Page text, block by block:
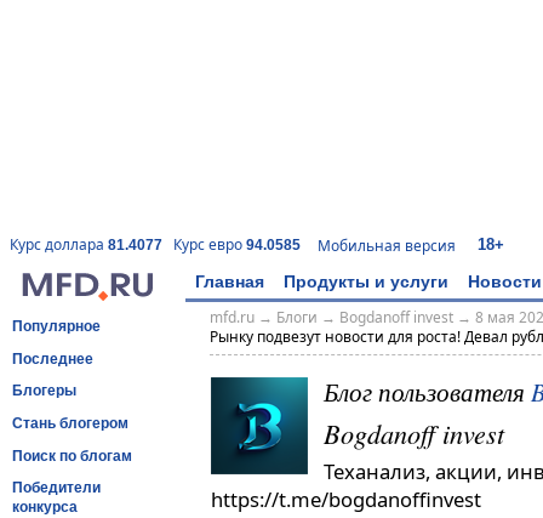
Курс доллара 81.4077 Курс евро 94.0585 Мобильная версия 18+
Главная Продукты и услуги Новости
Популярное
Последнее
Блогеры
Стань блогером
Поиск по блогам
Победители
конкурса
mfd.ru→ Блоги → Bogdanoff invest→ 8 мая
Рынку подвезут новости для роста! Девал
Блог пользователя
Bogdanoff invest
Теханализ, акции,
https://t.me/bogdanoffinvest